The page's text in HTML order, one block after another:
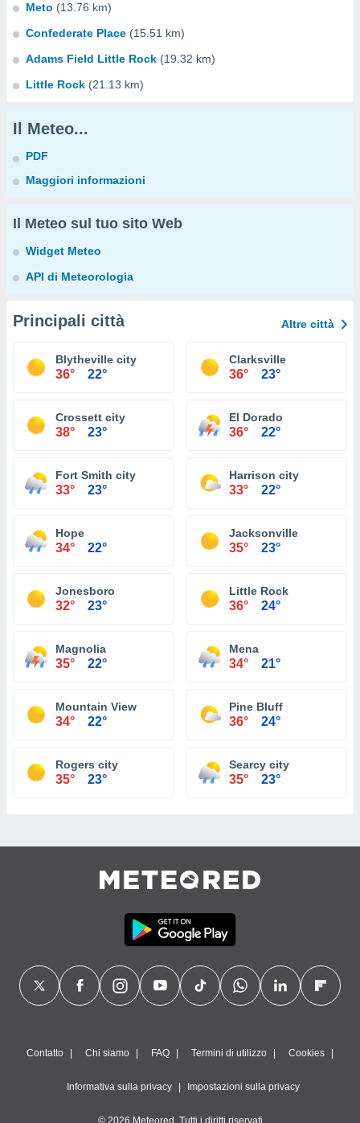
Meto (13.76 km)
Confederate Place (15.51 km)
Adams Field Little Rock (19.32 km)
Little Rock (21.13 km)
Il Meteo...
PDF
Maggiori informazioni
Il Meteo sul tuo sito Web
Widget Meteo
API di Meteorologia
Principali città Altre città
Blytheville city
36° 22°
Clarksville
36° 23°
Crossett city
38° 23°
El Dorado
36° 22°
Fort Smith city
33° 23°
Harrison city
33° 22°
Hope
34° 22°
Jacksonville
35° 23°
Jonesboro
32° 23°
Little Rock
36° 24°
Magnolia
35° 22°
Mena
34° 21°
Mountain View
34° 22°
Pine Bluff
36° 24°
Rogers city
35° 23°
Searcy city
35° 23°
Contatto Chi siamo FAQ Termini di utilizzo Cookies
Informativa sulla privacy Impostazioni sulla privacy
© 2026 Meteored. Tutti i diritti riservati